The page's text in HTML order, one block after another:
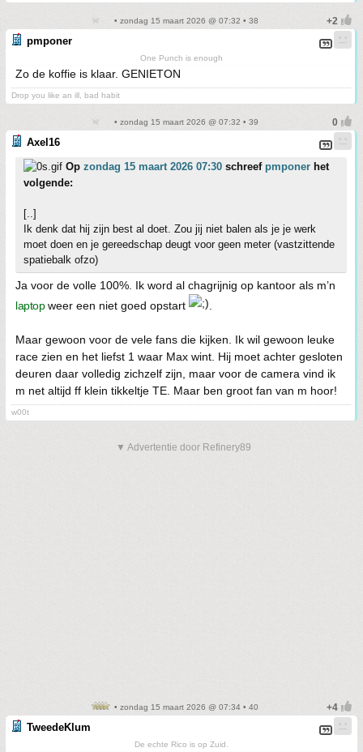
• zondag 15 maart 2026 @ 07:32 • 38
pmponer
One Punch is enough
Zo de koffie is klaar. GENIETON
Drop you like an ill, bad habit
• zondag 15 maart 2026 @ 07:32 • 39
Axel16
Op zondag 15 maart 2026 07:30 schreef pmponer het
volgende:
[..]
Ik denk dat hij zijn best al doet. Zou jij niet balen als je je werk
moet doen en je gereedschap deugt voor geen meter (vastzittende
spatiebalk ofzo)
Ja voor de volle 100%. Ik word al chagrijnig op kantoor als m’n
laptopweer een niet goed opstart
Maar gewoon voor de vele fans die kijken. Ik wil gewoon leuke
race zien en het liefst 1 waar Max wint. Hij moet achter gesloten
deuren daar volledig zichzelf zijn, maar voor de camera vind ik
m net altijd ff klein tikkeltje TE. Maar ben groot fan van m hoor!
w00t
▼ Advertentie door Refinery89
• zondag 15 maart 2026 @ 07:34 • 40
TweedeKlum
De echte Rico is op Zuid.